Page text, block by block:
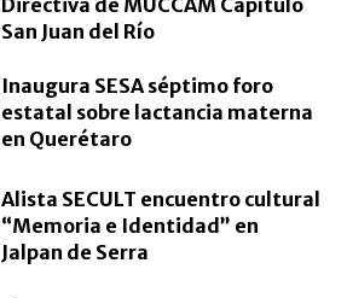
San Juan del Río
Inaugura SESA séptimo foro
estatal sobre lactancia materna
en Querétaro
Alista SECULT encuentro cultural
“Memoria e Identidad” en
Jalpan de Serra